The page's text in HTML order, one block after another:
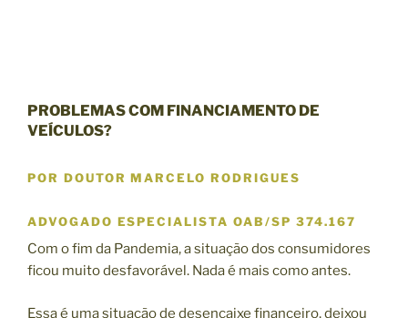
PROBLEMAS COM FINANCIAMENTO DE
VEÍCULOS?
POR DOUTOR MARCELO RODRIGUES
ADVOGADO ESPECIALISTA OAB/SP 374.167
Com o fim da Pandemia, a situação dos consumidores
ficou muito desfavorável. Nada é mais como antes.
Essa é uma situação de desencaixe financeiro, deixou